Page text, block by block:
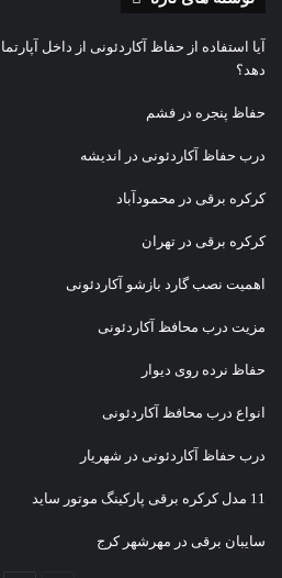
آیا استفاده از حفاظ آکاردئونی از داخل
دهد؟
حفاظ پنجره در فشم
درب حفاظ آکاردئونی در اندیشه
کرکره برقی در محمودآباد
کرکره برقی در تهران
اهمیت نصب گارد بازشو آکاردئونی
مزیت درب محافظ آکاردئونی
حفاظ نرده روی دیوار
انواع درب محافظ آکاردئونی
درب حفاظ آکاردئونی در شهریار
11 مدل کرکره برقی پارکینگ موتور ساید
سایبان برقی در مهرشهر کرج